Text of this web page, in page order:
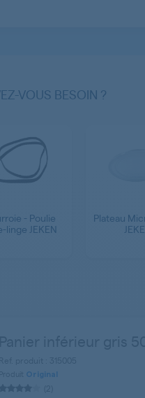
VOUS BESOIN ?
- Poulie
linge JEKEN
Plateau
Original